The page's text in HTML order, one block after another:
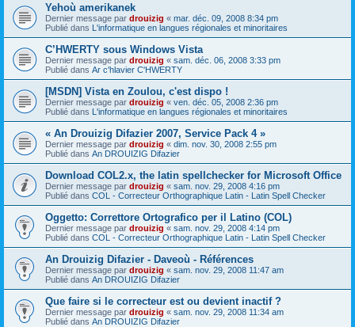
Yehoù amerikanek
Dernier message par drouizig « mar. déc. 09, 2008 8:34 pm
Publié dans L'informatique en langues régionales et minoritaires
C’HWERTY sous Windows Vista
Dernier message par drouizig « sam. déc. 06, 2008 3:33 pm
Publié dans Ar c'hlavier C'HWERTY
[MSDN] Vista en Zoulou, c'est dispo !
Dernier message par drouizig « ven. déc. 05, 2008 2:36 pm
Publié dans L'informatique en langues régionales et minoritaires
« An Drouizig Difazier 2007, Service Pack 4 »
Dernier message par drouizig « dim. nov. 30, 2008 2:55 pm
Publié dans An DROUIZIG Difazier
Download COL2.x, the latin spellchecker for Microsoft Office
Dernier message par drouizig « sam. nov. 29, 2008 4:16 pm
Publié dans COL - Correcteur Orthographique Latin - Latin Spell Checker
Oggetto: Correttore Ortografico per il Latino (COL)
Dernier message par drouizig « sam. nov. 29, 2008 4:14 pm
Publié dans COL - Correcteur Orthographique Latin - Latin Spell Checker
An Drouizig Difazier - Daveoù - Références
Dernier message par drouizig « sam. nov. 29, 2008 11:47 am
Publié dans An DROUIZIG Difazier
Que faire si le correcteur est ou devient inactif ?
Dernier message par drouizig « sam. nov. 29, 2008 11:34 am
Publié dans An DROUIZIG Difazier